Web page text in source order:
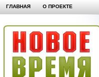
ГЛАВНАЯ О ПРОЕКТЕ